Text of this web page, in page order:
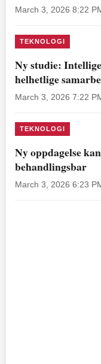
March 3, 2026 8:22
TEKNOLOGI
Ny studie:
helhetlige
March 3, 2026 7:22
TEKNOLOGI
Ny oppdagelse
behandlingsbar
March 3, 2026 6:23